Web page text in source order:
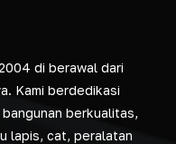
di berawal dari
Kami berdedikasi
berkualitas,
lapis, cat, peralatan